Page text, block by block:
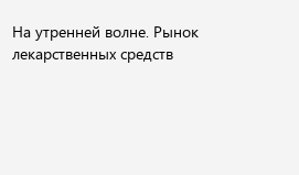
На утренней волне. Рынок
лекарственных средств